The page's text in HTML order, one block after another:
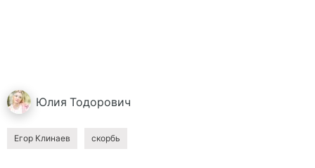
Юлия Тодорович
Егор Клинаев скорбь